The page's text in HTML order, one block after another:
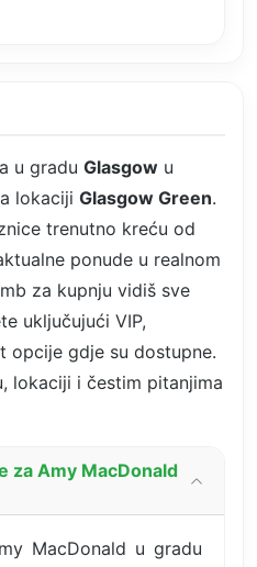
u gradu Glasgow u
lokaciji Glasgow Green.
trenutno kreću od
ponude u realnom
za kupnju vidiš sve
uključujući VIP,
opcije gdje su dostupne.
lokaciji i čestim pitanjima
za Amy MacDonald
MacDonald u gradu